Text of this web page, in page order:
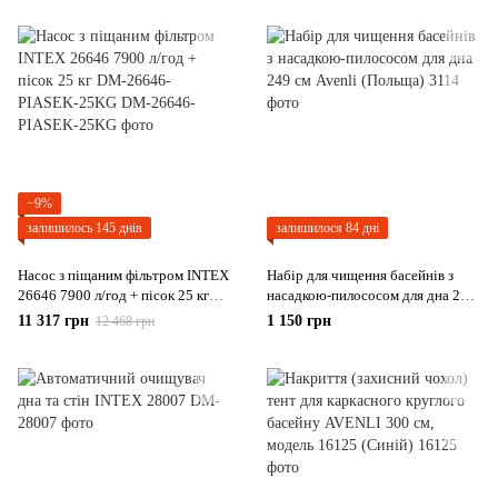
−9%
залишилось 145 днів
Насос з піщаним фільтром INTEX
26646 7900 л/год + пісок 25 кг
DM-26646-PIASEK-25KG
11 317 грн 12 468 грн
залишилося 84 дні
Набір для чищення басейнів з
насадкою-пилососом для дна 249
см Avenli (Польща)
1 150 грн